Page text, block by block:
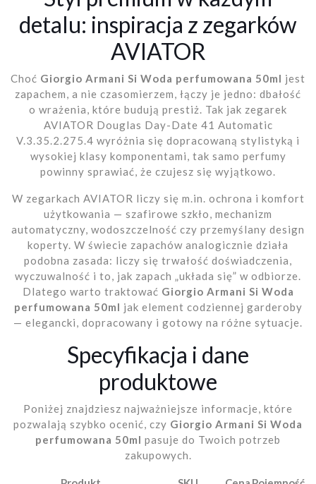
detalu: inspiracja z zegarków
AVIATOR
Choć Giorgio Armani Si Woda perfumowana 50ml jest
zapachem, a nie czasomierzem, łączy je jedno: dbałość
o wrażenia, które budują prestiż. Tak jak zegarek
AVIATOR Douglas Day-Date 41 Automatic
V.3.35.2.275.4 wyróżnia się dopracowaną stylistyką i
wysokiej klasy komponentami, tak samo perfumy
powinny sprawiać, że czujesz się wyjątkowo.
W zegarkach AVIATOR liczy się m.in. ochrona i komfort
użytkowania — szafirowe szkło, mechanizm
automatyczny, wodoszczelność czy przemyślany design
koperty. W świecie zapachów analogicznie działa
podobna zasada: liczy się trwałość doświadczenia,
wyczuwalność i to, jak zapach „układa się” w odbiorze.
Dlatego warto traktować Giorgio Armani Si Woda
perfumowana 50ml jak element codziennej garderoby
— elegancki, dopracowany i gotowy na różne sytuacje.
Specyfikacja i dane
produktowe
Poniżej znajdziesz najważniejsze informacje, które
pozwalają szybko ocenić, czy Giorgio Armani Si Woda
perfumowana 50ml pasuje do Twoich potrzeb
zakupowych.